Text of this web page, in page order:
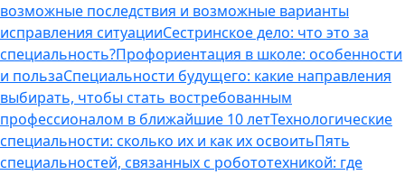
возможные последствия и возможные варианты
исправления ситуацииСестринское дело: что это за
специальность?Профориентация в школе: особенности
и пользаСпециальности будущего: какие направления
выбирать, чтобы стать востребованным
профессионалом в ближайшие 10 летТехнологические
специальности: сколько их и как их освоитьПять
специальностей, связанных с робототехникой: где